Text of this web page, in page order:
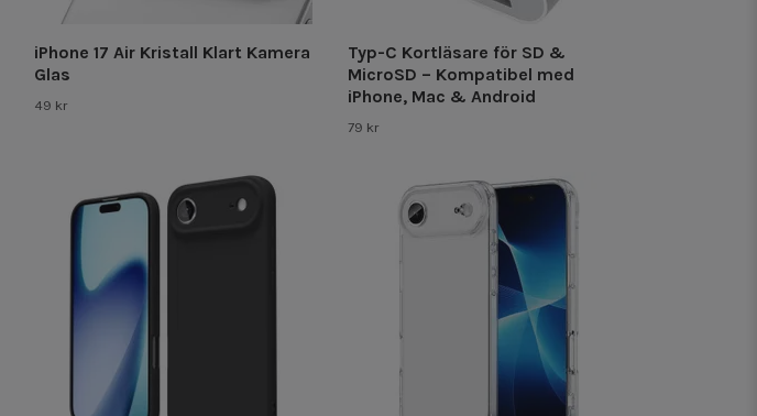
iPhone 17 Air Kristall Klart Kamera
Glas
49 kr
Typ-C Kortläsare för SD &
MicroSD – Kompatibel med
iPhone, Mac & Android
79 kr